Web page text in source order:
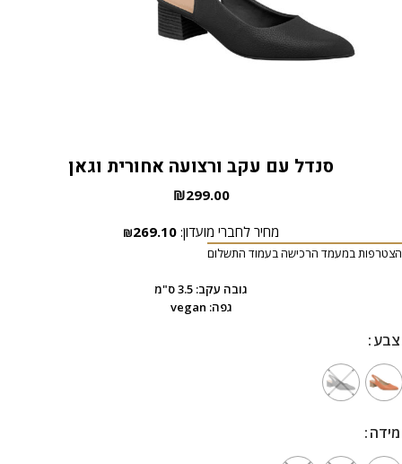
סנדל עם עקב ורצועה אחורית וגאן
₪299.00
מחיר לחברי מועדון: ₪269.10
הצטרפות במעמד הרכישה בעמוד התשלום
גובה עקב: 3.5 ס"מ
גפה: vegan
צבע
צבע
מידה
מידה